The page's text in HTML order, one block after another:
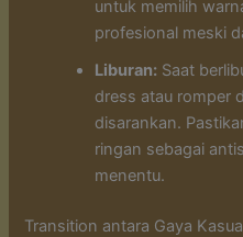
untuk memilih
profesional meski
Liburan: Saat
dress atau romper
disarankan.
ringan sebagai
menentu.
Transition antara Gaya